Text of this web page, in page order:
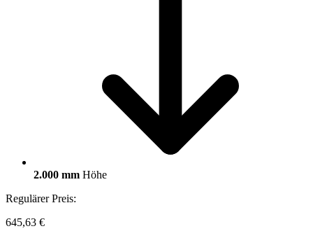
2.000 mm Höhe
Regulärer Preis:
645,63 €